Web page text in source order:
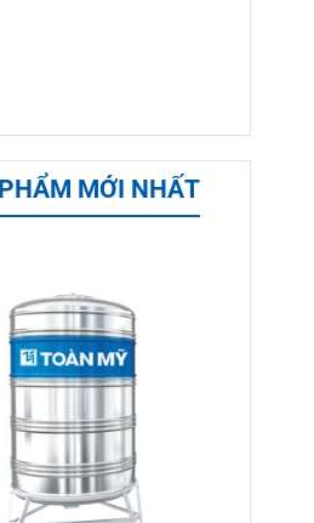
MỚI NHẤT